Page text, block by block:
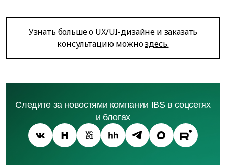
Узнать больше о UX/UI-дизайне и заказать
консультацию можноздесь.
Следите за новостями компании IBS в соцсетях
и блогах